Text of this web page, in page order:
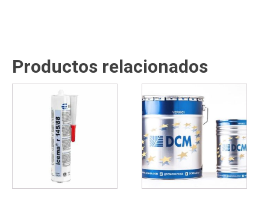
Productos relacionados
producto
tiene
múltiples
variantes.
Las
opciones